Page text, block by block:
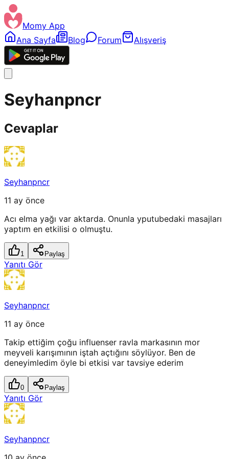
Momy App
Ana Sayfa
Blog Forum Alışveriş
Seyhanpncr
Cevaplar
Seyhanpncr
11 ay önce
Acı elma yağı var aktarda. Onunla yputubedaki masajları
yaptım en etkilisi o olmuştu.
1 Paylaş
Yanıtı Gör
Seyhanpncr
11 ay önce
Takip ettiğim çoğu influenser ravla markasının mor
meyveli karışımının iştah açtığını söylüyor. Ben de
deneyimledim öyle bi etkisi var tavsiye ederim
0 Paylaş
Yanıtı Gör
Seyhanpncr